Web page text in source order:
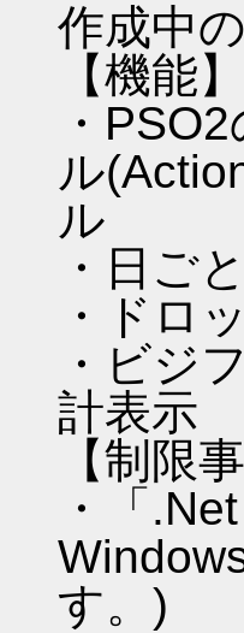
作成中
【機能】
・
ル
ル
・日ご
・ドロ
・ビジ
計表示
【制限
・「
す。)